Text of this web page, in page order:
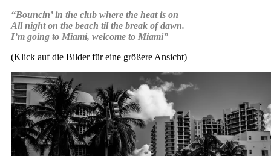
“Bouncin’ in the club where the heat is on
All night on the beach til the break of dawn.
I’m going to Miami, welcome to Miami”
(Klick auf die Bilder für eine größere Ansicht)